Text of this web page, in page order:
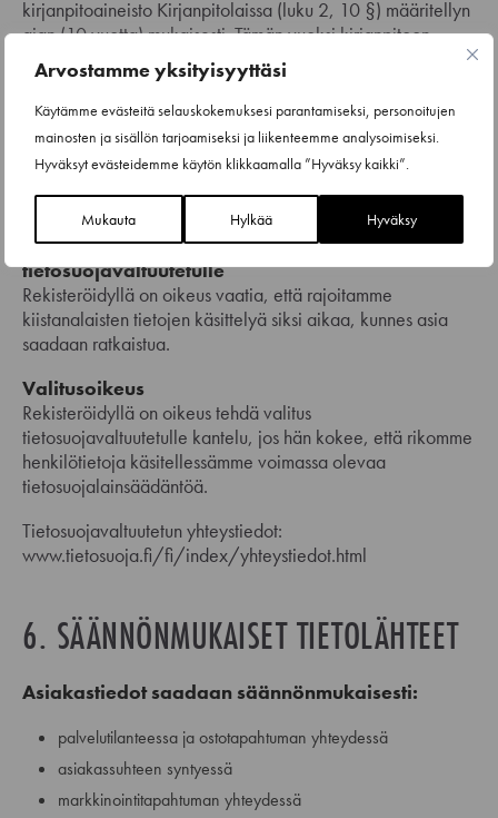
Arvostamme yksityisyyttäsi
Käytämme evästeitä selauskokemuksesi parantamiseksi, personoitujen
mainosten ja sisällön tarjoamiseksi ja liikenteemme analysoimiseksi.
Hyväksyt evästeidemme käytön klikkaamalla ”Hyväksy kaikki”.
Mukauta Hylkää Hyväksy
kirjanpitoaineisto Kirjanpitolaissa (luku 2, 10 §) määritellyn
ajan (10 vuotta) mukaisesti. Tämän vuoksi kirjanpitoon
liittyvää aineistoa ei voida poistaa ennen määräajan
umpeutumista.
Suostumuksen peruuttaminen
Jos rekisteröityä koskeva henkilötietojen käsittely perustuu
ainoastaan suostumukseen, eikä esim. asiakkuuteen tai
jäsenyyteen, voi rekisteröity peruuttaa suostumuksen.
Rekisteröity voi valittaa päätöksestä
tietosuojavaltuutetulle
Rekisteröidyllä on oikeus vaatia, että rajoitamme
kiistanalaisten tietojen käsittelyä siksi aikaa, kunnes asia
saadaan ratkaistua.
Valitusoikeus
Rekisteröidyllä on oikeus tehdä valitus
tietosuojavaltuutetulle kantelu, jos hän kokee, että rikomme
henkilötietoja käsitellessämme voimassa olevaa
tietosuojalainsäädäntöä.
Tietosuojavaltuutetun yhteystiedot:
www.tietosuoja.fi/fi/index/yhteystiedot.html
6. SÄÄNNÖNMUKAISET TIETOLÄHTEET
Asiakastiedot saadaan säännönmukaisesti:
palvelutilanteessa ja ostotapahtuman yhteydessä
asiakassuhteen syntyessä
markkinointitapahtuman yhteydessä